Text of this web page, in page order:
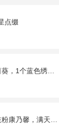
点缀
球，配花、绿叶搭配
满天星+绿叶适量。